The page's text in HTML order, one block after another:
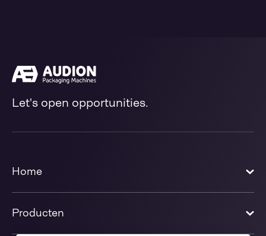
Let's open opportunities.
Home
Producten